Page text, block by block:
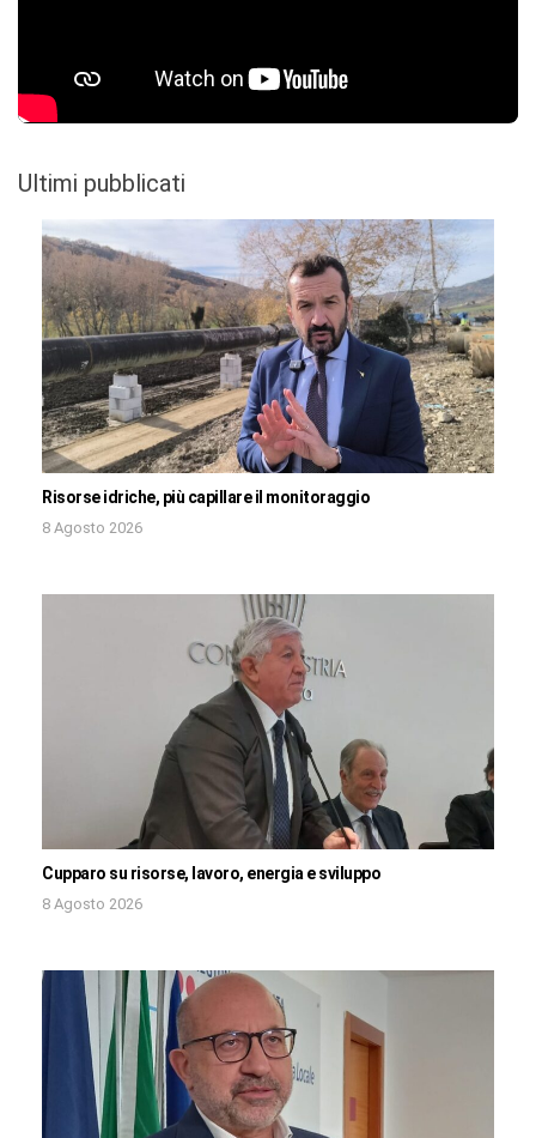
Ultimi pubblicati
Risorse idriche, più capillare il monitoraggio
8 Agosto 2026
Cupparo su risorse, lavoro, energia e sviluppo
8 Agosto 2026